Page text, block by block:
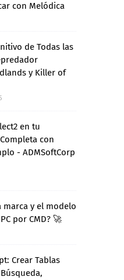
con Melódica
de Todas las
y Killer of
en tu
con
- ADMSoftCorp
marca y el modelo
por CMD? 🚀
Crear Tablas